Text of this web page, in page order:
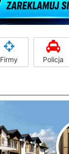
Firmy Policja